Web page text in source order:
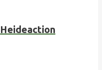
Heideaction